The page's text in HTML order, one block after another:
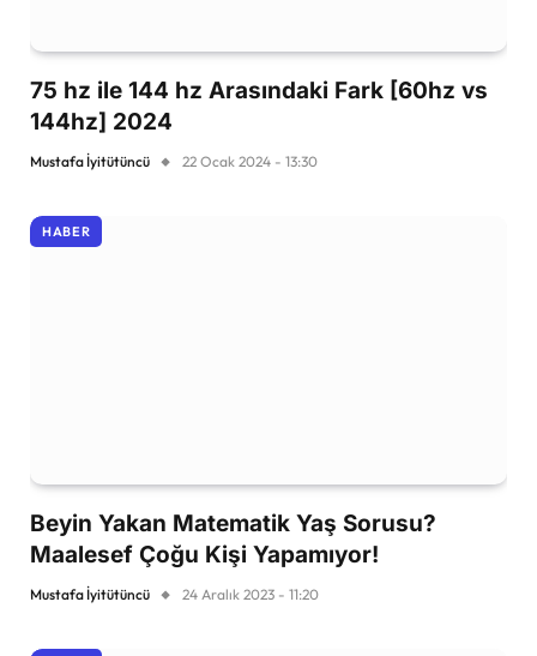
75 hz ile 144 hz Arasındaki Fark [60hz vs
144hz] 2024
Mustafa İyitütüncü 22 Ocak 2024 - 13:30
HABER
Beyin Yakan Matematik Yaş Sorusu?
Maalesef Çoğu Kişi Yapamıyor!
Mustafa İyitütüncü 24 Aralık 2023 - 11:20